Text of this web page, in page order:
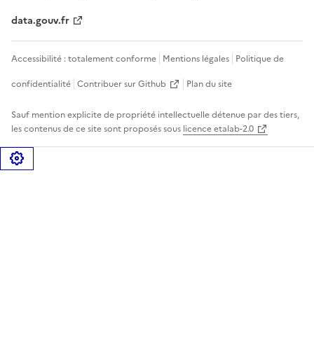
data.gouv.fr
Accessibilité : totalement conforme Mentions légales Politique de
confidentialité Contribuer sur Github Plan du site
Sauf mention explicite de propriété intellectuelle détenue par des tiers,
les contenus de ce site sont proposés sous licence etalab-2.0
Gérer les cookies